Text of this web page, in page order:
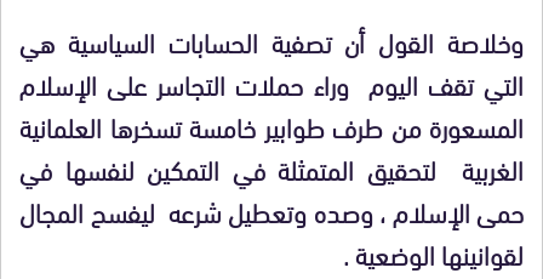
وخلاصة القول أن تصفية الحسابات السياسية هي
التي تقف اليوم وراء حملات التجاسر على الإسلام
المسعورة من طرف طوابير خامسة تسخرها العلمانية
الغربية لتحقيق المتمثلة في التمكين لنفسها في
حمى الإسلام ، وصده وتعطيل شرعه ليفسح المجال
لقوانينها الوضعية .